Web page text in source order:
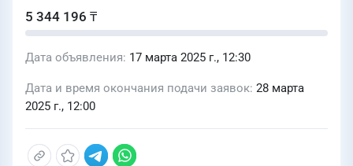
5 344 196 ₸
Дата объявления 17 марта 2025 г., 12:30
Дата и время окончания подачи заявок 28 марта
2025 г., 12:00